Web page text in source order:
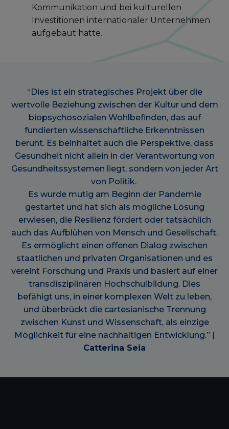
Kommunikation und bei kulturellen
Investitionen internationaler Unternehmen
aufgebaut hatte.
“Dies ist ein strategisches Projekt über die
wertvolle Beziehung zwischen der Kultur und dem
biopsychosozialen Wohlbefinden, das auf
fundierten wissenschaftliche Erkenntnissen
beruht. Es beinhaltet auch die Perspektive, dass
Gesundheit nicht allein in der Verantwortung von
Gesundheitssystemen liegt, sondern von jeder Art
von Politik.
Es wurde mutig am Beginn der Pandemie
gestartet und hat sich als mögliche Lösung
erwiesen, die Resilienz fördert oder tatsächlich
auch das Aufblühen von Mensch und Gesellschaft.
Es ermöglicht einen offenen Dialog zwischen
staatlichen und privaten Organisationen und es
vereint Forschung und Praxis und basiert auf einer
transdisziplinären Hochschulbildung. Dies
befähigt uns, in einer komplexen Welt zu leben,
und überbrückt die cartesianische Trennung
zwischen Kunst und Wissenschaft, als einzige
Möglichkeit für eine nachhaltigen Entwicklung.” |
Catterina Seia